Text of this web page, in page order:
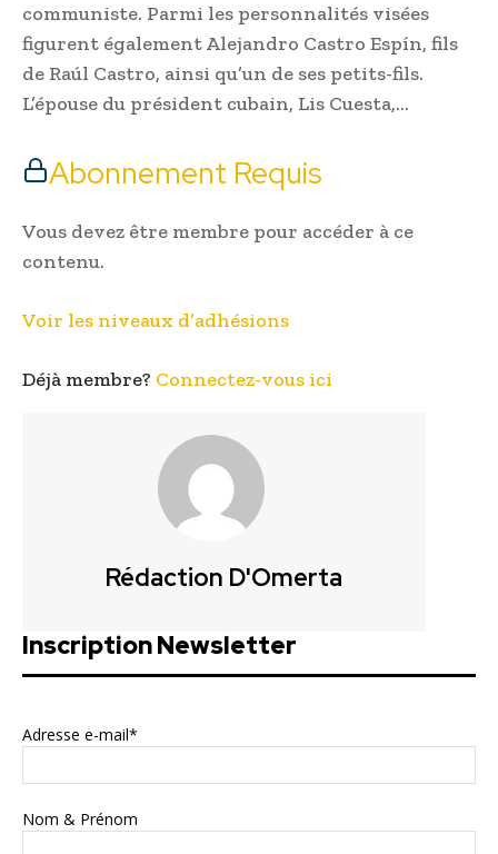
communiste. Parmi les personnalités visées
figurent également Alejandro Castro Espín, fils
de Raúl Castro, ainsi qu’un de ses petits-fils.
L’épouse du président cubain, Lis Cuesta,…
Abonnement Requis
Vous devez être membre pour accéder à ce
contenu.
Voir les niveaux d’adhésions
Déjà membre? Connectez-vous ici
Rédaction D'Omerta
Inscription Newsletter
Adresse e-mail*
Nom & Prénom